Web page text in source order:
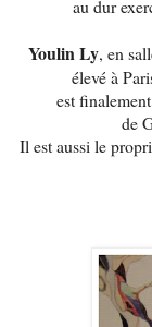
au dur
Youlin Ly, en
élevé à
est
de
Il est aussi le